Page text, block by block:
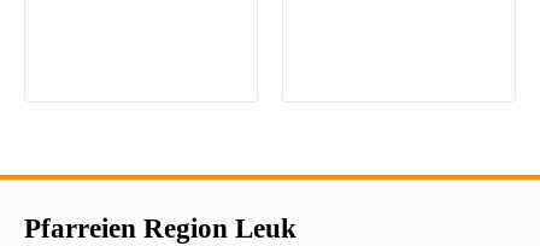
Pfarreien Region Leuk